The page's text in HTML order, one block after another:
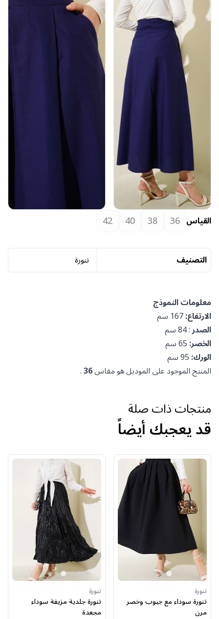
القياس 36
38
40
42
التصنيف تنورة
معلومات النموذج
الارتفاع:
الصدر: 84 سم
الخصر:
الورك:
المنتج الموجود على الموديل هو مقاس36
.
منتجات ذات صلة
قد يعجبك أيضاً
تنورة
تنورة سوداء مع جيوب وخصر
مرن
تنورة
تنورة جلدية مزيفة سوداء
مجعدة